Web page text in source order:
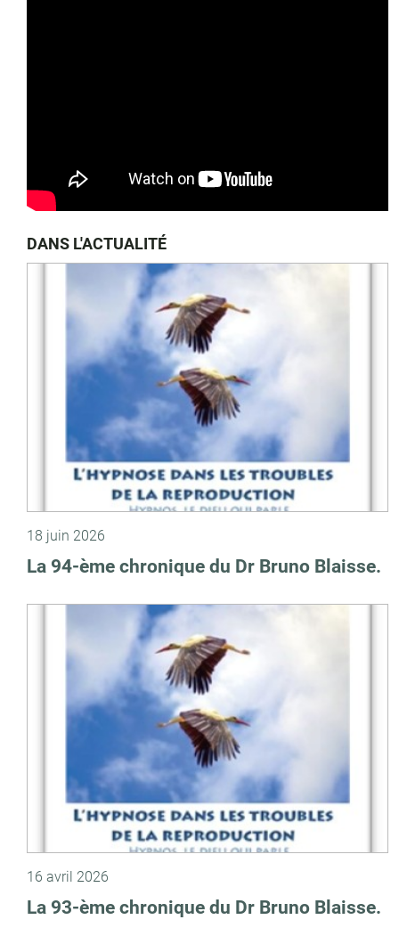
DANS L'ACTUALITÉ
18 juin 2026
La 94-ème chronique du Dr Bruno Blaisse.
16 avril 2026
La 93-ème chronique du Dr Bruno Blaisse.